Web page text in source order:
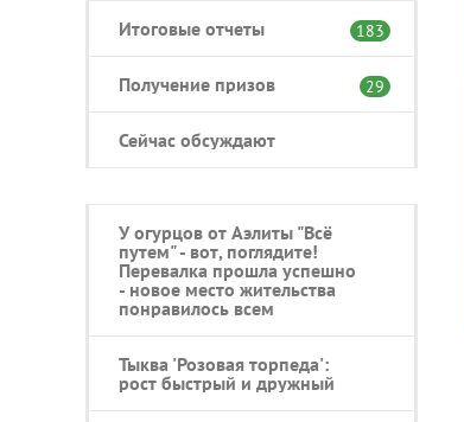
Итоговые отчеты 183
Получение призов 29
Сейчас обсуждают
У огурцов от Аэлиты "Всё
путем" - вот, поглядите!
Перевалка прошла успешно
- новое место жительства
понравилось всем
Тыква 'Розовая торпеда':
рост быстрый и дружный